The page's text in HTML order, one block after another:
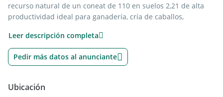
recurso natural de un coneat de 110 en suelos 2,21 de alta
productividad ideal para ganadería, cría de caballos,
recursos productivos y ubicación potencian el predio para
quienes busquen agregar valor a su producto final en un
ambiente sumamente controlable con todas las comodidades
camino vecinal en muy buen estado.
Cuenta con instalaciones ganaderas básicas y construcciones
Leer descripción completa
Pedir más datos al anunciante
Ubicación